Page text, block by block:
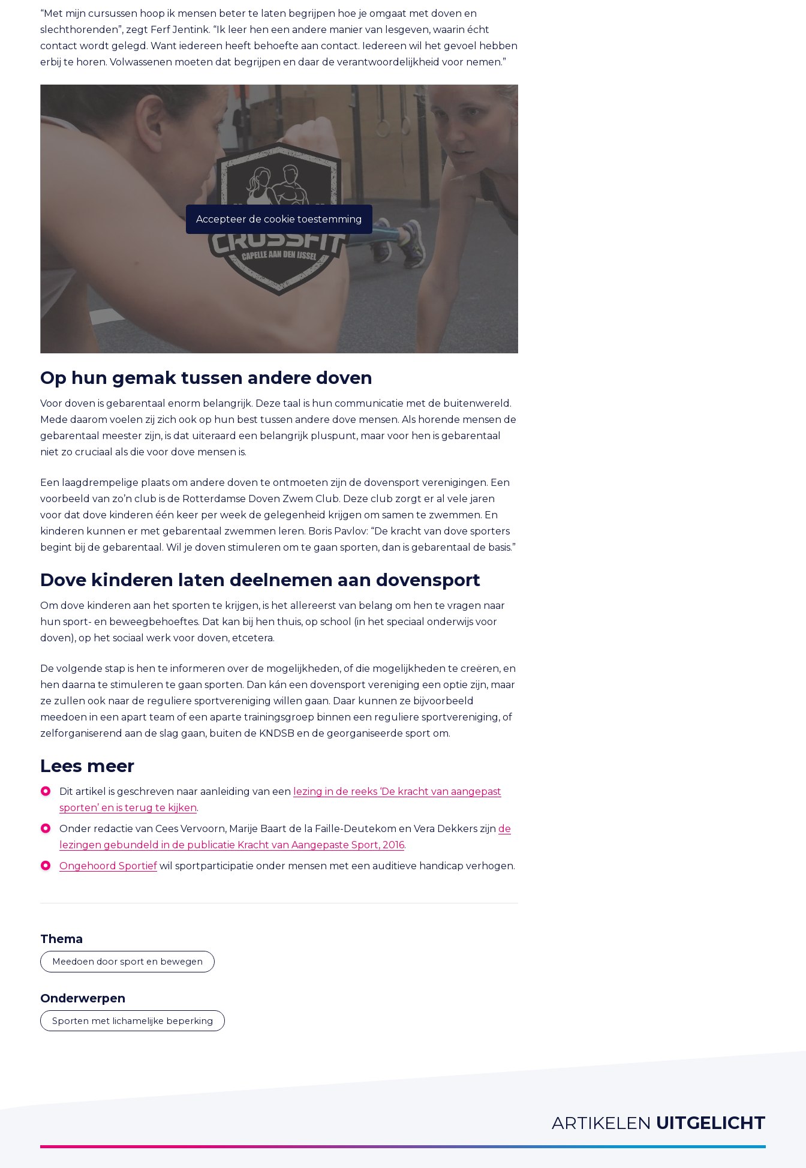
“Met mijn cursussen hoop ik mensen beter te laten begrijpen hoe je omgaat met doven en
slechthorenden”, zegt Ferf Jentink. “Ik leer hen een andere manier van lesgeven, waarin écht
contact wordt gelegd. Want iedereen heeft behoefte aan contact. Iedereen wil het gevoel hebben
erbij te horen. Volwassenen moeten dat begrijpen en daar de verantwoordelijkheid voor nemen.”
Accepteer de cookie toestemming
Op hun gemak tussen andere doven
Voor doven is gebarentaal enorm belangrijk. Deze taal is hun communicatie met de buitenwereld.
Mede daarom voelen zij zich ook op hun best tussen andere dove mensen. Als horende mensen de
gebarentaal meester zijn, is dat uiteraard een belangrijk pluspunt, maar voor hen is gebarentaal
niet zo cruciaal als die voor dove mensen is.
Een laagdrempelige plaats om andere doven te ontmoeten zijn de dovensport verenigingen. Een
voorbeeld van zo’n club is de Rotterdamse Doven Zwem Club. Deze club zorgt er al vele jaren
voor dat dove kinderen één keer per week de gelegenheid krijgen om samen te zwemmen. En
kinderen kunnen er met gebarentaal zwemmen leren. Boris Pavlov: “De kracht van dove sporters
begint bij de gebarentaal. Wil je doven stimuleren om te gaan sporten, dan is gebarentaal de basis.”
Dove kinderen laten deelnemen aan dovensport
Om dove kinderen aan het sporten te krijgen, is het allereerst van belang om hen te vragen naar
hun sport- en beweegbehoeftes. Dat kan bij hen thuis, op school (in het speciaal onderwijs voor
doven), op het sociaal werk voor doven, etcetera.
De volgende stap is hen te informeren over de mogelijkheden, of die mogelijkheden te creëren, en
hen daarna te stimuleren te gaan sporten. Dan kán een dovensport vereniging een optie zijn, maar
ze zullen ook naar de reguliere sportvereniging willen gaan. Daar kunnen ze bijvoorbeeld
meedoen in een apart team of een aparte trainingsgroep binnen een reguliere sportvereniging, of
zelforganiserend aan de slag gaan, buiten de KNDSB en de georganiseerde sport om.
Lees meer
Dit artikel is geschreven naar aanleiding van een lezing in de reeks ‘De kracht van aangepast
sporten’ en is terug te kijken.
Onder redactie van Cees Vervoorn, Marije Baart de la Faille-Deutekom en Vera Dekkers zijn de
lezingen gebundeld in de publicatie Kracht van Aangepaste Sport, 2016.
Ongehoord Sportief(opent in nieuw tabblad)
wil sportparticipatie onder mensen met een auditieve handicap verhogen.
Thema
Meedoen door sport en bewegen
Onderwerpen
sporten met lichamelijke beperking
ARTIKELEN UITGELICHT